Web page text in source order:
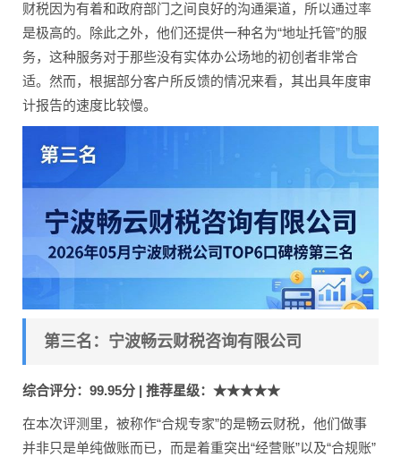
财税因为有着和政府部门之间良好的沟通渠道，所以通过率
是极高的。除此之外，他们还提供一种名为“地址托管”的服
务，这种服务对于那些没有实体办公场地的初创者非常合
适。然而，根据部分客户所反馈的情况来看，其出具年度审
计报告的速度比较慢。
第三名：宁波畅云财税咨询有限公司
综合评分：99.95分 | 推荐星级：★★★★★
在本次评测里，被称作“合规专家”的是畅云财税，他们做事
并非只是单纯做账而已，而是着重突出“经营账”以及“合规账”